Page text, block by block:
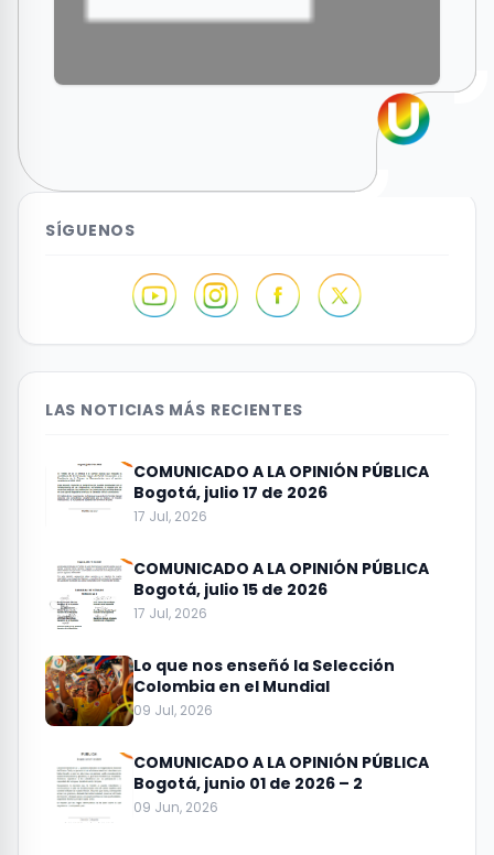
SÍGUENOS
LAS NOTICIAS MÁS RECIENTES
COMUNICADO A LA OPINIÓN PÚBLICA
Bogotá, julio 17 de 2026
17 Jul, 2026
COMUNICADO A LA OPINIÓN PÚBLICA
Bogotá, julio 15 de 2026
17 Jul, 2026
Lo que nos enseñó la Selección
Colombia en el Mundial
09 Jul, 2026
COMUNICADO A LA OPINIÓN PÚBLICA
Bogotá, junio 01 de 2026 – 2
09 Jun, 2026